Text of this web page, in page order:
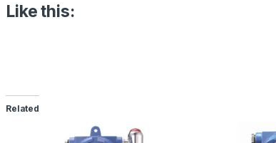
Like this:
Related